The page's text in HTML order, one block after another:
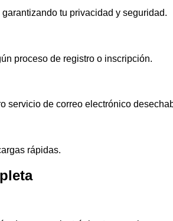
tu privacidad y seguridad.
proceso de registro o inscripción.
servicio de correo electrónico
rápidas.